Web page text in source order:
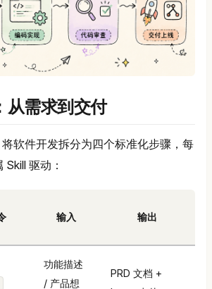
从需求到交付
软件开发拆分为四个标准化步骤，每
驱动：
输入 输出
功能描述
/ 产品想
PRD 文档 +